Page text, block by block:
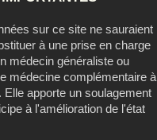
sur ce site ne sauraient
à une prise en charge
médecin généraliste ou
médecine complémentaire à
apporte un soulagement
à l'amélioration de l'état